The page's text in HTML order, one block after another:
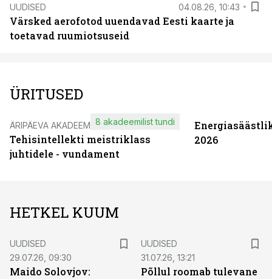
UUDISED 04.08.26, 10:43
Värsked aerofotod uuendavad Eesti kaarte ja
toetavad ruumiotsuseid
ÜRITUSED
ÄRIPÄEVA AKADEEMIA
Tehisintellekti meistriklass
juhtidele - vundament
8 akadeemilist tundi
2026
HETKEL KUUM
UUDISED
29.07.26, 09:30
Maido Solovjov:
UUDISED
31.07.26, 13:21
Põllul roomab tulevane